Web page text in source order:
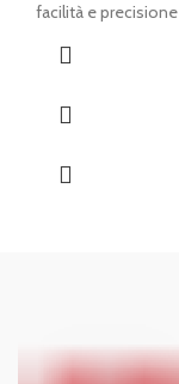
facilità e precisione